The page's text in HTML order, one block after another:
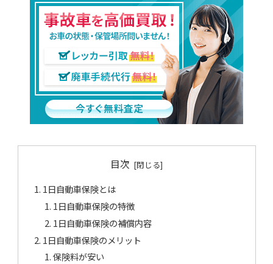
目次
1日自動車保険とは
1日自動車保険の特徴
1日自動車保険の補償内容
1日自動車保険のメリット
保険料が安い